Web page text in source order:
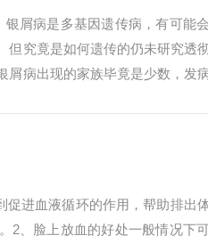
屑病是多基因遗传病，有可能
但究竟是如何遗传的仍未研究透
病出现的家族毕竟是少数，发
进血液循环的作用，帮助排出
2、脸上放血的好处一般情况下